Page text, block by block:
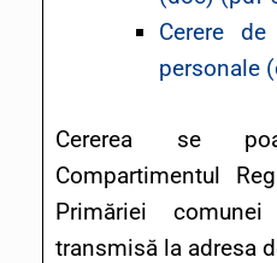
Cerere
personale
Cererea se
Compartimentul
Primăriei
transmisă la adresa